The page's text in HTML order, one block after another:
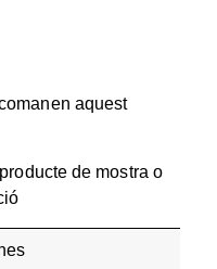
aquest
de mostra o